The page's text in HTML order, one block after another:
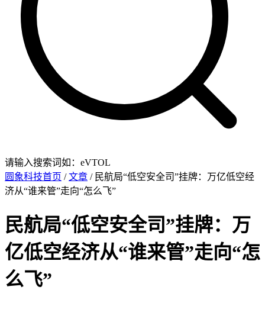
请输入搜索词如：eVTOL
圆象科技首页 /文章 / 民航局“低空安全司”挂牌：万亿低空经
济从“谁来管”走向“怎么飞”
民航局“低空安全司”挂牌：万
亿低空经济从“谁来管”走向“怎
么飞”